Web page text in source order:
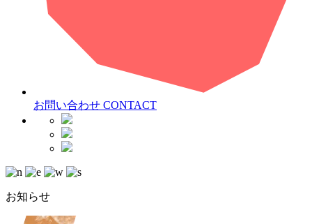
お問い合わせ CONTACT
お知らせ